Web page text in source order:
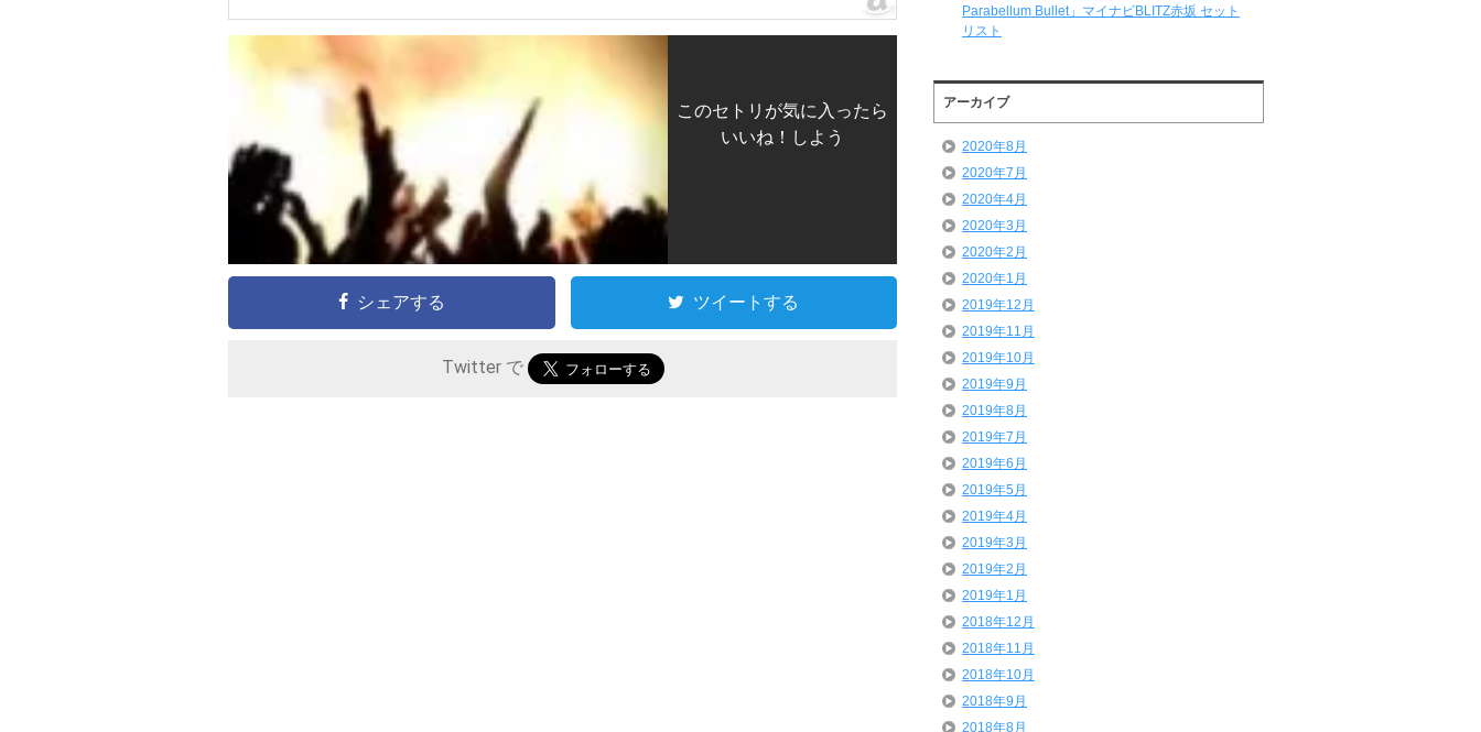
このセトリが気に入ったら
いいね！しよう
シェアする ツイートする
Twitter で
Parabellum Bullet」マイナビBLITZ赤坂 セット
リスト
アーカイブ
2020年8月
2020年7月
2020年4月
2020年3月
2020年2月
2020年1月
2019年12月
2019年11月
2019年10月
2019年9月
2019年8月
2019年7月
2019年6月
2019年5月
2019年4月
2019年3月
2019年2月
2019年1月
2018年12月
2018年11月
2018年10月
2018年9月
2018年8月